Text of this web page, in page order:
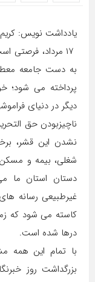
یادداشت نویس: کریم
۱۷ مرداد، فرصتی
به دست جامعه
پرداخته می شود؛
دیگر در دنیای
ناچیزبودن حق
نشدن این قشر،
شغلی، بیمه و
دستان استان ما
غیرطبیعی رسانه
کاسته می شود که
درها شده است.
با تمام این
بزرگداشت روز